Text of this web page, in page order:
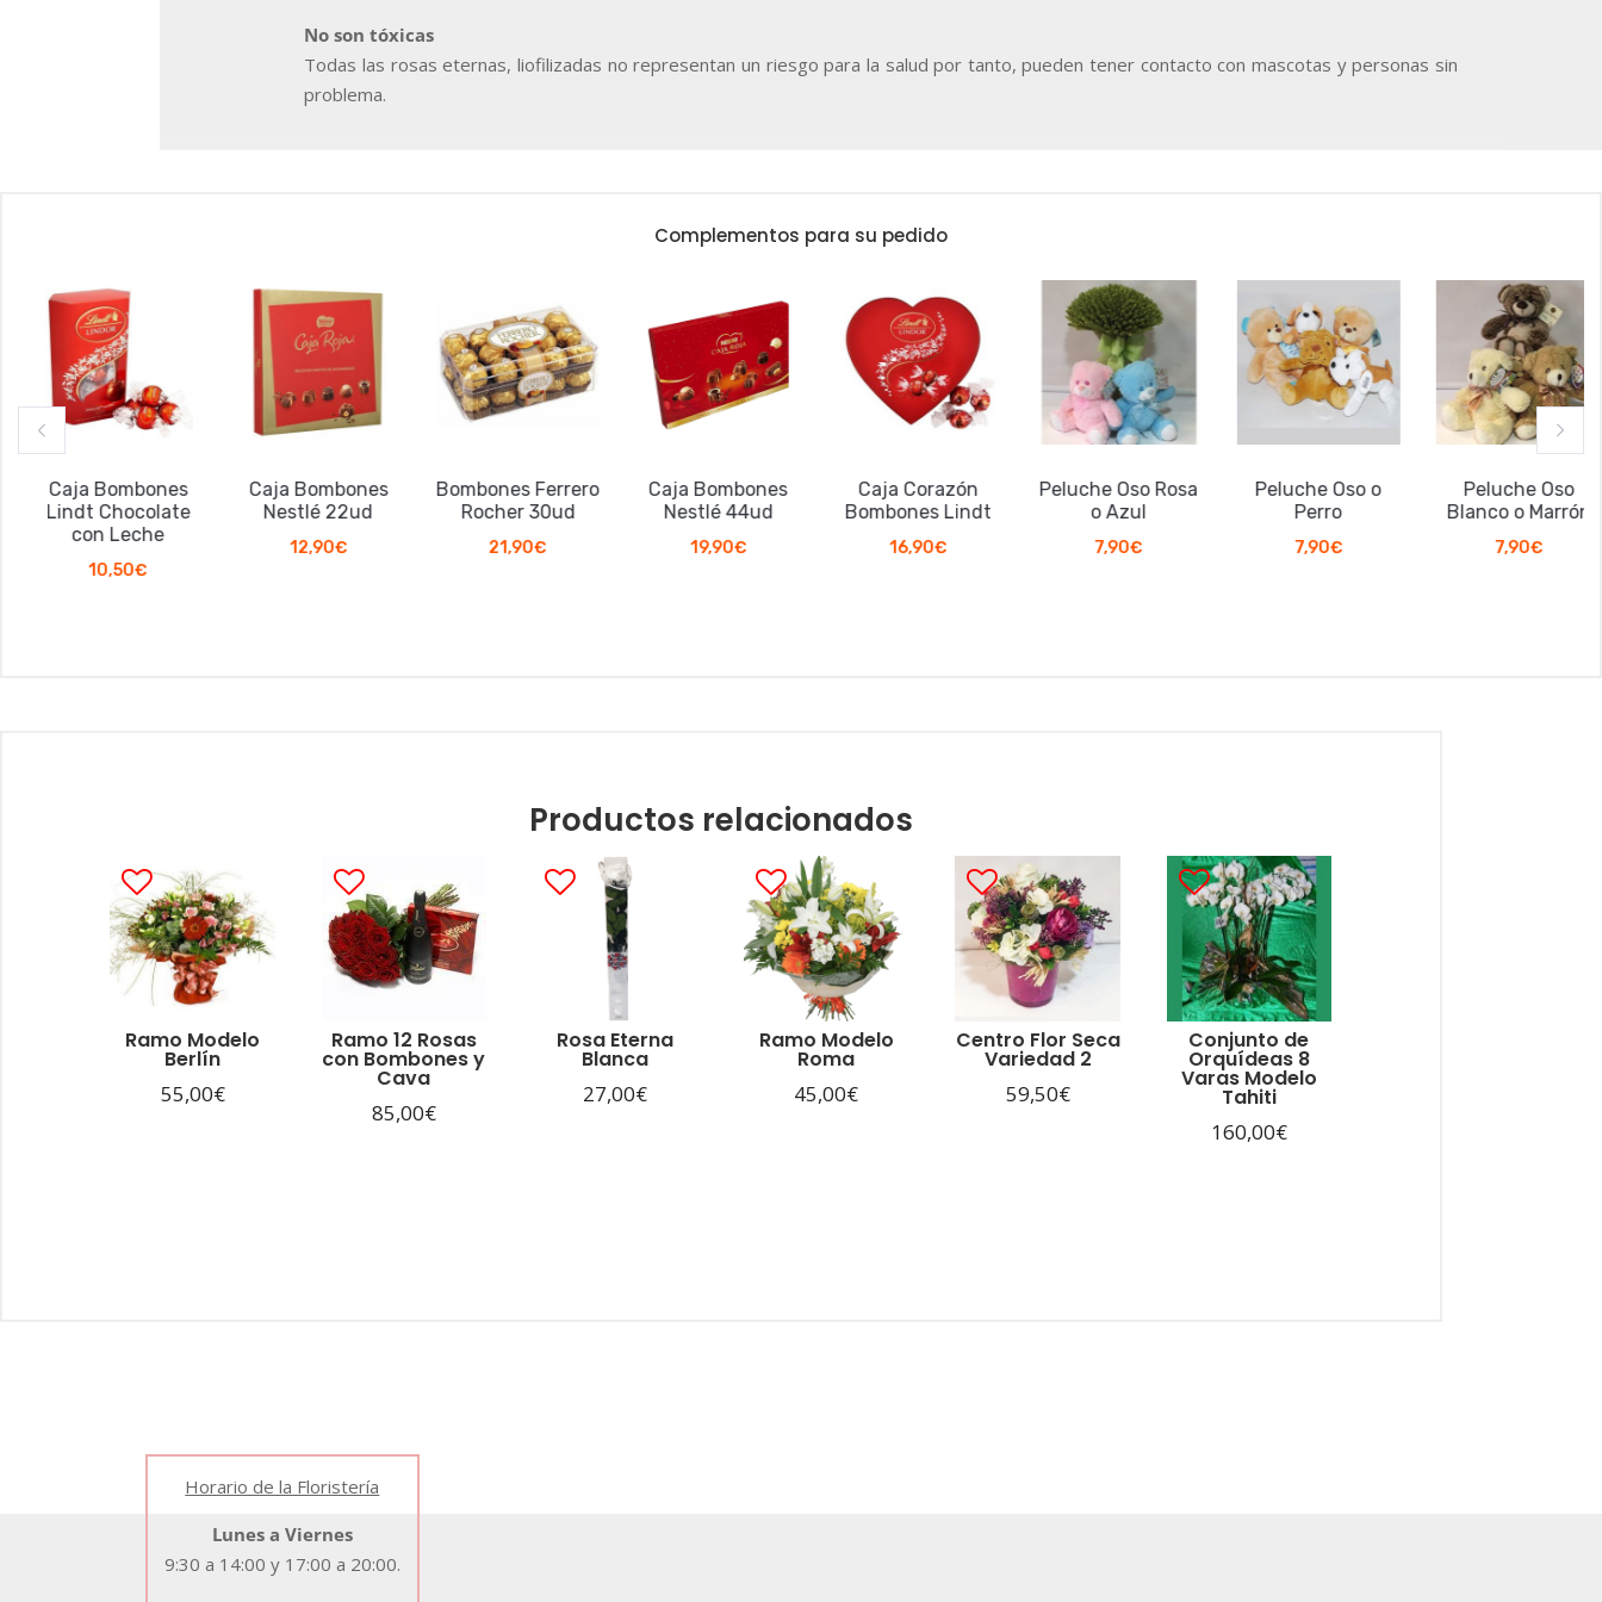
No son tóxicas
Todas las rosas eternas, liofilizadas no representan un riesgo para la salud por tanto, pueden tener contacto con mascotas y personas sin
problema.
Complementos para su pedido
Caja Bombones
Lindt Chocolate
con Leche
10,50€
Caja Bombones
Nestlé 22ud
12,90€
Bombones Ferrero
Rocher 30ud
21,90€
Caja Bombones
Nestlé 44ud
19,90€
Caja Corazón
Bombones Lindt
16,90€
Peluche Oso Rosa
o Azul
7,90€
Peluche Oso o
Perro
7,90€
Peluche Oso
Blanco o Marrón
7,90€
Productos relacionados
Ramo Modelo
Berlín
55,00€
Ramo 12 Rosas
con Bombones y
Cava
85,00€
Rosa Eterna
Blanca
27,00€
Ramo Modelo
Roma
45,00€
Centro Flor Seca
Variedad 2
59,50€
Conjunto de
Orquídeas 8
Varas Modelo
Tahiti
160,00€
Horario de la Floristería
Lunes a Viernes
9:30 a 14:00 y 17:00 a 20:00.